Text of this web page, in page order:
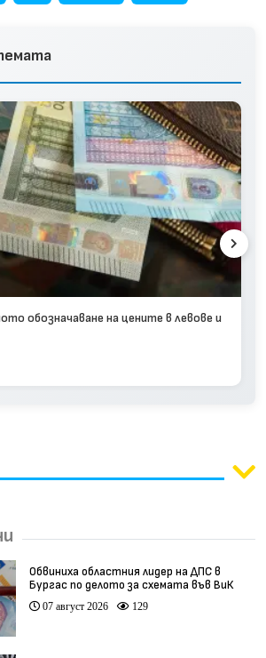
обозначаване на цените в левове и
Обвиниха областния лидер на ДПС в
Бургас по делото за схемата във ВиК
07 август 2026 129